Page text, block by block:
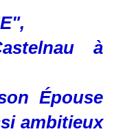
à
Épouse
ambitieux